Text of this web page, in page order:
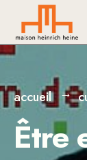
content
accueil
Être